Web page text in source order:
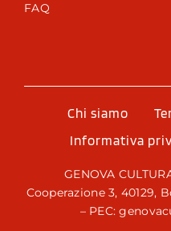
FAQ
Chi siamo
Informativa
GENOVA
Cooperazione 3, 40129,
– PEC: